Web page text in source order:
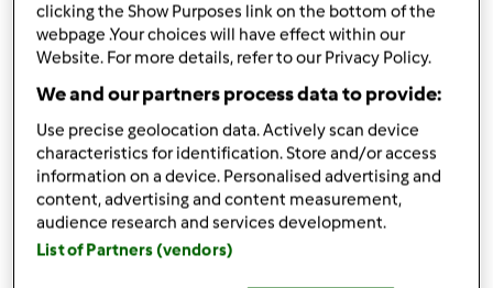
Ingredienti
Risotto alla ricotta, rosmarino e miele
1/2cipolla
1/2bicchierevino bianco
1ramettorosmarino fresco
2cucchiaiolio extravergine di oliva
100grammi ricotta fresca
clicking the Show Purposes link on the bottom of the
webpage .Your choices will have effect within our
Website. For more details, refer to our Privacy Policy.
We and our partners process data to provide:
Use precise geolocation data. Actively scan device
characteristics for identification. Store and/or access
information on a device. Personalised advertising and
content, advertising and content measurement,
audience research and services development.
List of Partners (vendors)